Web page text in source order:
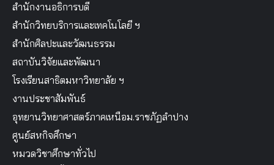
สำนักงานอธิการบดี
สำนักวิทยบริการและเทคโนโลยี ฯ
สำนักศิลปะและวัฒนธรรม
สถาบันวิจัยและพัฒนา
โรงเรียนสาธิตมหาวิทยาลัย ฯ
งานประชาสัมพันธ์
อุทยานวิทยาศาสตร์ภาคเหนือม.ราชภัฏลำปาง
ศูนย์สหกิจศึกษา
หมวดวิชาศึกษาทั่วไป